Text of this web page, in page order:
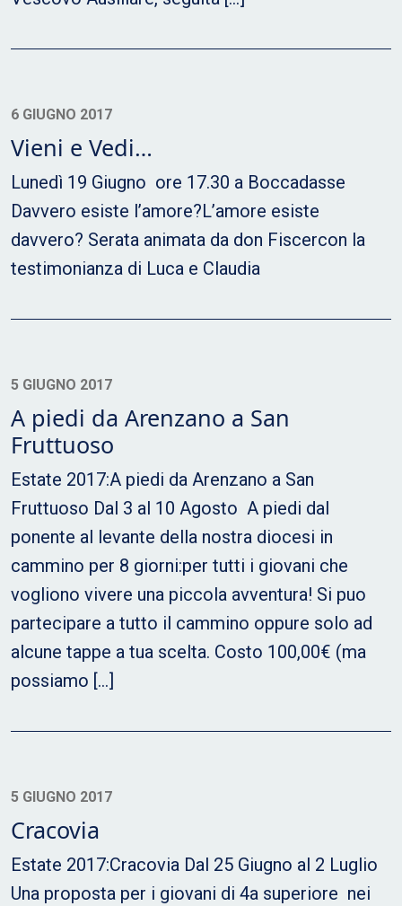
6 GIUGNO 2017
Vieni e Vedi…
Lunedì 19 Giugno ore 17.30 a Boccadasse
Davvero esiste l’amore?L’amore esiste
davvero? Serata animata da don Fiscercon la
testimonianza di Luca e Claudia
5 GIUGNO 2017
A piedi da Arenzano a San
Fruttuoso
Estate 2017:A piedi da Arenzano a San
Fruttuoso Dal 3 al 10 Agosto A piedi dal
ponente al levante della nostra diocesi in
cammino per 8 giorni:per tutti i giovani che
vogliono vivere una piccola avventura! Si puo
partecipare a tutto il cammino oppure solo ad
alcune tappe a tua scelta. Costo 100,00€ (ma
possiamo […]
5 GIUGNO 2017
Cracovia
Estate 2017:Cracovia Dal 25 Giugno al 2 Luglio
Una proposta per i giovani di 4a superiore nei